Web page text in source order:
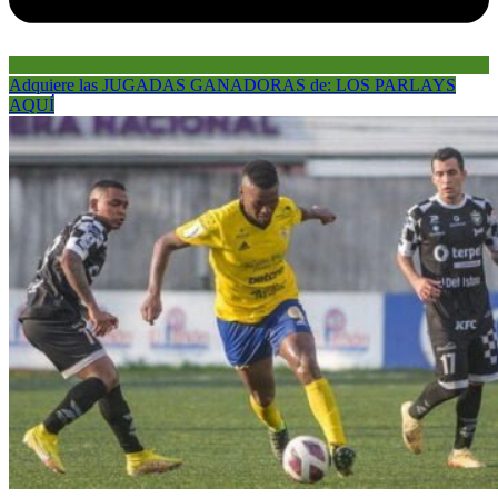
Adquiere las JUGADAS GANADORAS de: LOS PARLAYS
AQUÍ